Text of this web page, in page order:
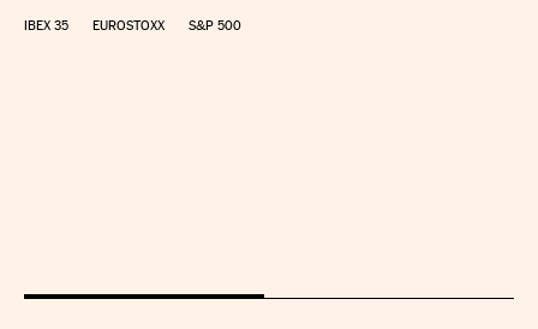
IBEX 35 EUROSTOXX S&P 500